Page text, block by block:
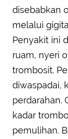
disebabkan
melalui
Penyakit ini
ruam, nyeri
trombosit.
diwaspadai,
perdarahan.
kadar
pemulihan.